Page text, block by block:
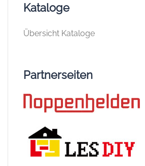
Kataloge
Übersicht Kataloge
Partnerseiten